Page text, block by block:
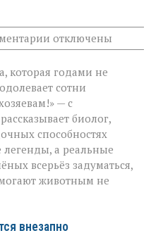
к
записи
компас
кошек:
питомцы
находят
дорогу
домой
отключены
которая годами не
сотни
— с
биолог,
способностях
а реальные
всерьёз задуматься,
животным не
внезапно